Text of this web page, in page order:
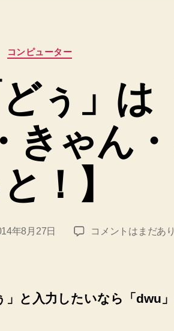
テ
リ
ー
コンピューター
ぅ」は
きゃん
！】
年8月27日
ロ
力
コメントはまだあ
」と入力したいなら「dwu」